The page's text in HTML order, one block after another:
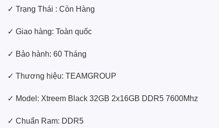
✓ Trạng Thái : Còn Hàng
✓ Giao hàng: Toàn quốc
✓ Bảo hành: 60 Tháng
✓ Thương hiệu: TEAMGROUP
✓ Model: Xtreem Black 32GB 2x16GB DDR5 7600Mhz
✓ Chuẩn Ram: DDR5